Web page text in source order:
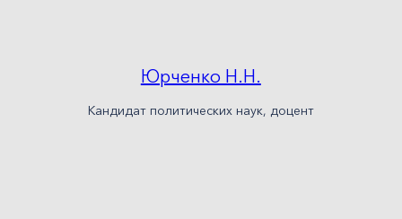
Юрченко Н.Н.
Кандидат политических наук, доцент